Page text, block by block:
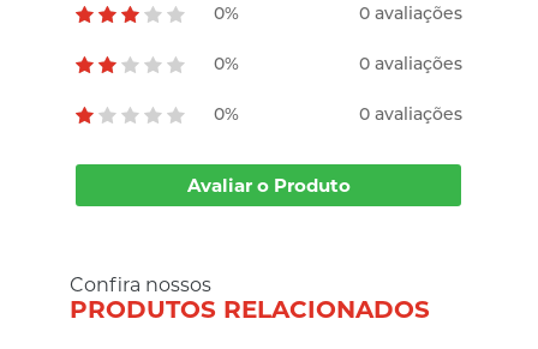
0% 0 avaliações
0% 0 avaliações
0% 0 avaliações
Avaliar o Produto
Confira nossos
PRODUTOS RELACIONADOS